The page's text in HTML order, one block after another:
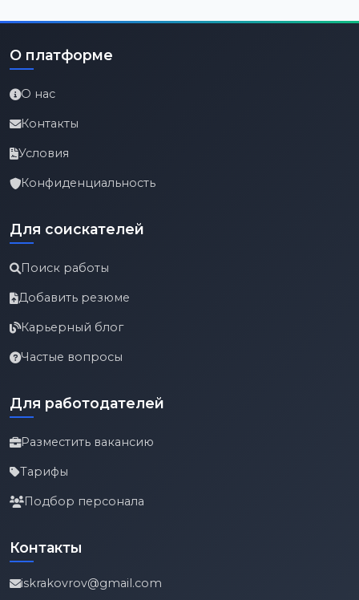
О платформе
О нас
Контакты
Условия
Конфиденциальность
Для соискателей
Поиск работы
Добавить резюме
Карьерный блог
Частые вопросы
Для работодателей
Разместить вакансию
Тарифы
Подбор персонала
Контакты
iskrakovrov@gmail.com